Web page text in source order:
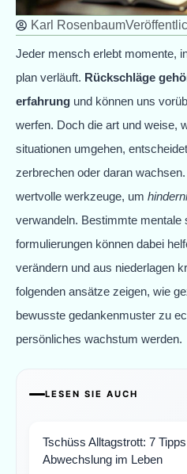
Karl Rosenbaum
Jeder mensch erlebt momente,
plan verläuft. Rückschläge
erfahrung und können uns
werfen. Doch die art und weise,
situationen umgehen,
zerbrechen oder daran
wertvolle werkzeuge, um
verwandeln. Bestimmte mentale
formulierungen können dabei
verändern und aus niederlagen
folgenden ansätze zeigen, wie
bewusste gedankenmuster zu
persönliches wachstum werden.
LESEN SIE AUCH
Tschüss Alltagstrott: 7
Abwechslung im Leben